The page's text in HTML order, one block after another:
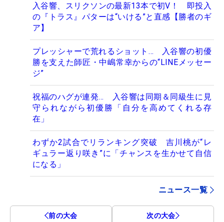
入谷響、スリクソンの最新13本で初V！ 即投入
の『トラス』パターは“いける”と直感【勝者のギ
ア】
プレッシャーで荒れるショット… 入谷響の初優
勝を支えた師匠・中嶋常幸からの“LINEメッセー
ジ”
祝福のハグが連発… 入谷響は同期＆同級生に見
守られながら初優勝「自分を高めてくれる存
在」
わずか2試合でリランキング突破 吉川桃が“レ
ギュラー返り咲き”に「チャンスを生かせて自信
になる」
ニュース一覧
前の大会 次の大会